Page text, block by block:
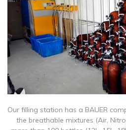
Our filling station has a BAUER
the breathable mixtures (Air,